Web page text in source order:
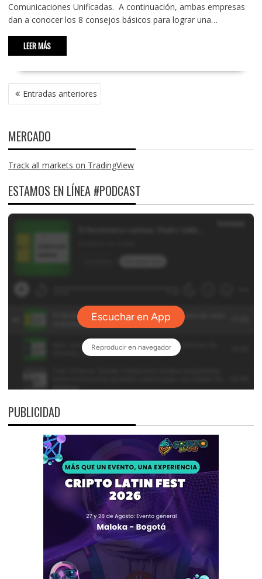
Comunicaciones Unificadas. A continuación, ambas empresas
dan a conocer los 8 consejos básicos para lograr una…
LEER MÁS
NAVEGACIÓN
DE Entradas anteriores
MERCADO
Track all markets on TradingView
ESTAMOS EN LÍNEA #PODCAST
PUBLICIDAD